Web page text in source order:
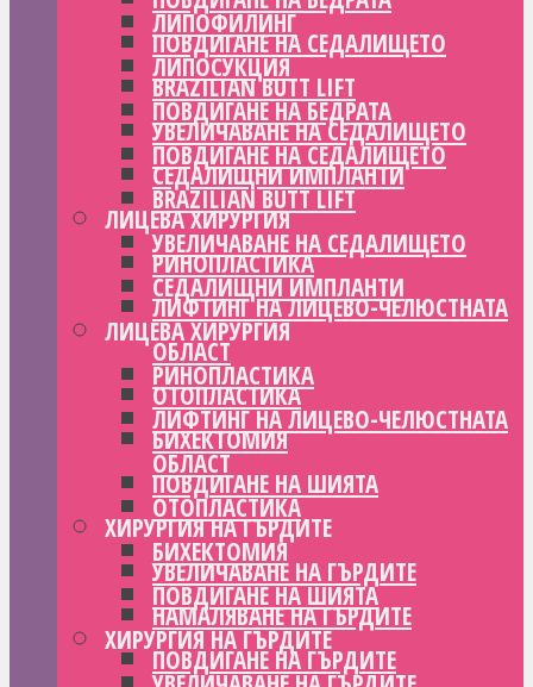
ПОВДИГАНЕ НА СЕДАЛИЩЕТО
BRAZILIAN BUTT LIFT
УВЕЛИЧАВАНЕ НА СЕДАЛИЩЕТО
СЕДАЛИЩНИ ИМПЛАНТИ
ЛИЦЕВА ХИРУРГИЯ
РИНОПЛАСТИКА
ЛИФТИНГ НА ЛИЦЕВО-ЧЕЛЮСТНАТА
ОБЛАСТ
ОТОПЛАСТИКА
БИХЕКТОМИЯ
ПОВДИГАНЕ НА ШИЯТА
ХИРУРГИЯ НА ГЪРДИТЕ
УВЕЛИЧАВАНЕ НА ГЪРДИТЕ
НАМАЛЯВАНЕ НА ГЪРДИТЕ
ПОВДИГАНЕ НА ГЪРДИТЕ
ЛИПОФИЛИНГ
ЛИПОСУКЦИЯ
ПОВДИГАНЕ НА БЕДРАТА
ПОВДИГАНЕ НА СЕДАЛИЩЕТО
BRAZILIAN BUTT LIFT
УВЕЛИЧАВАНЕ НА СЕДАЛИЩЕТО
СЕДАЛИЩНИ ИМПЛАНТИ
ЛИЦЕВА ХИРУРГИЯ
РИНОПЛАСТИКА
ЛИФТИНГ НА ЛИЦЕВО-ЧЕЛЮСТНАТА
ОБЛАСТ
ОТОПЛАСТИКА
БИХЕКТОМИЯ
ПОВДИГАНЕ НА ШИЯТА
ХИРУРГИЯ НА ГЪРДИТЕ